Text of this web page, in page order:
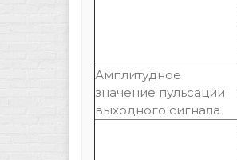
Амплитудное
значение пульсации
выходного сигнала